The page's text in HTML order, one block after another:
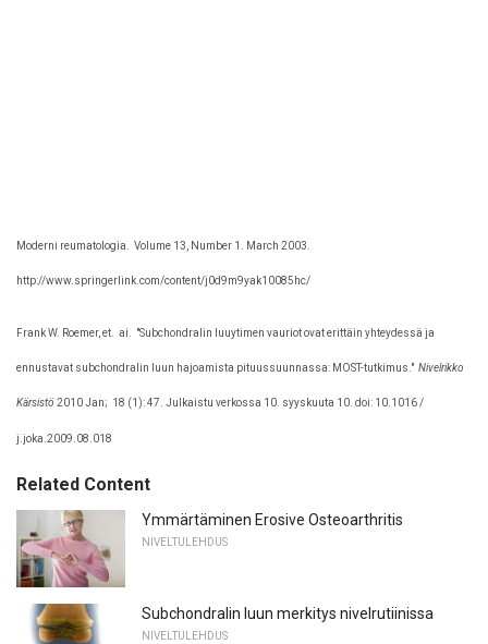
Moderni reumatologia. Volume 13, Number 1. March 2003.
http://www.springerlink.com/content/j0d9m9yak10085hc/
Frank W. Roemer, et. ai. "Subchondralin luuytimen vauriot ovat erittäin yhteydessä ja
ennustavat subchondralin luun hajoamista pituussuunnassa: MOST-tutkimus." Nivelrikko
Kärsistö 2010 Jan; 18 (1): 47. Julkaistu verkossa 10. syyskuuta 10. doi: 10.1016 /
j.joka.2009.08.018
Related Content
Ymmärtäminen Erosive Osteoarthritis
NIVELTULEHDUS
Subchondralin luun merkitys nivelrutiinissa
NIVELTULEHDUS